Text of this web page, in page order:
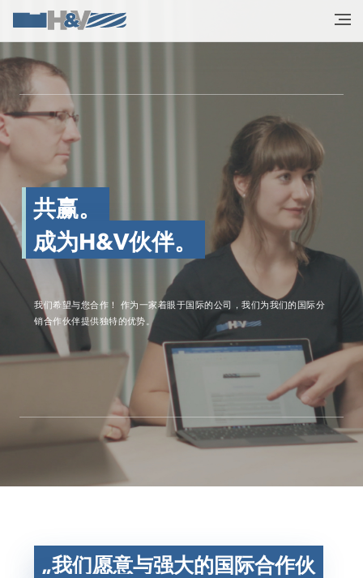
共赢。
成为H&V伙伴。
我们希望与您合作！ 作为一家着眼于国际的公司，我们为我们的国际分
销合作伙伴提供独特的优势。
我们愿意与强大的国际合作伙